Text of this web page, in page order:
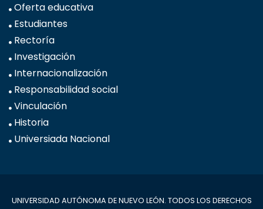
Oferta educativa
Estudiantes
Rectoría
Investigación
Internacionalización
Responsabilidad social
Vinculación
Historia
Universiada Nacional
UNIVERSIDAD AUTÓNOMA DE NUEVO LEÓN. TODOS LOS DERECHOS